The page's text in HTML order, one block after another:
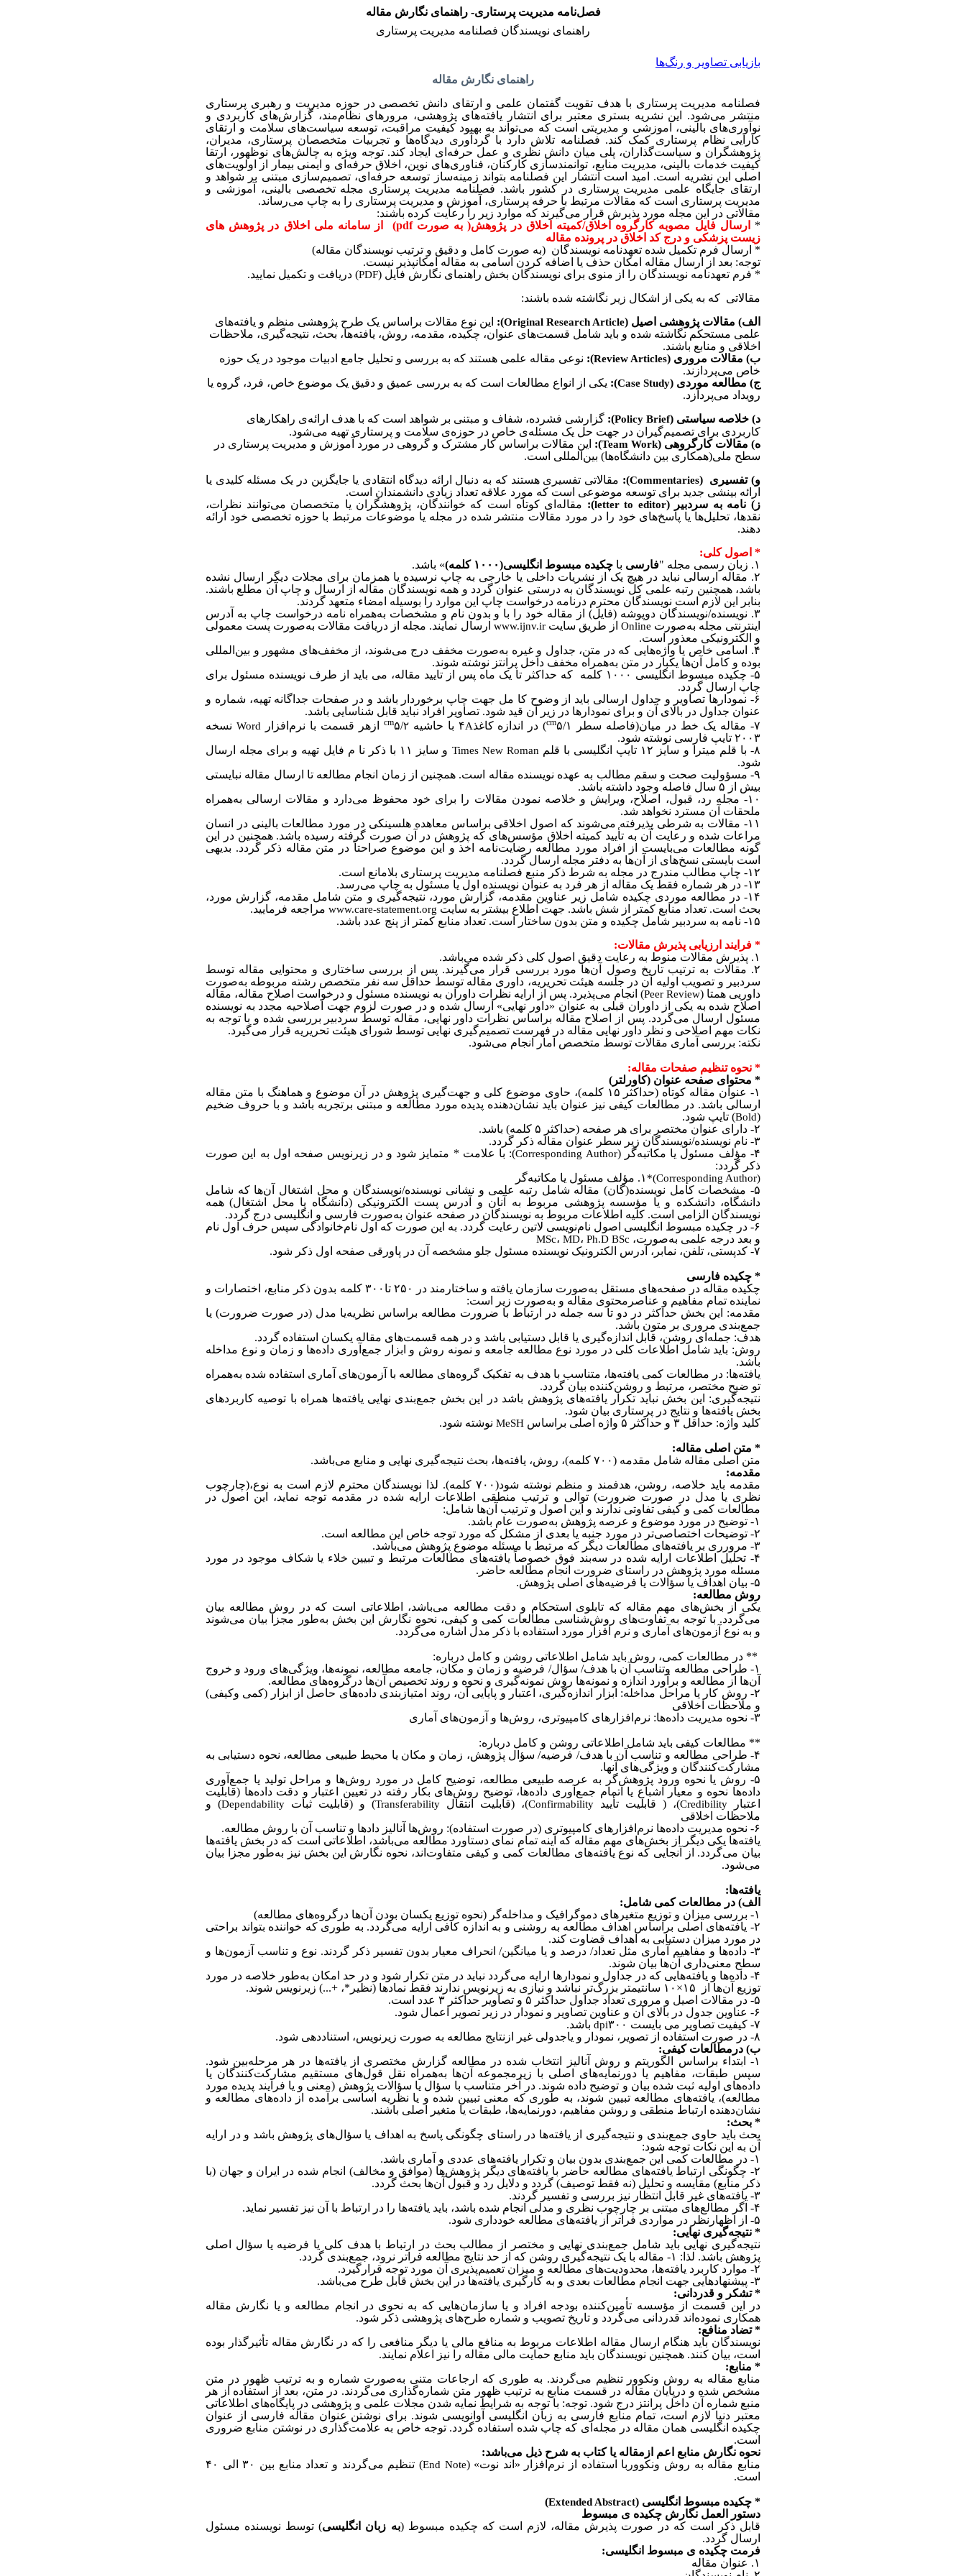
فصل‌نامه مدیریت پرستاری- راهنمای نگارش مقاله
راهنمای نویسندگان فصلنامه مدیریت پرستاری
بازیابی تصاویر و رنگ‌ها
راهنمای نگارش مقاله
فصلنامه مدیریت پرستاری با هدف تقویت گفتمان علمی و ارتقای دانش تخصصی در حوزه مدیریت و رهبری پرستاری
منتشر می‌شود. این نشریه بستری معتبر برای انتشار یافته‌های پژوهشی، مرورهای نظام‌مند، گزارش‌های کاربردی و
نوآوری‌های بالینی، آموزشی و مدیریتی است که می‌تواند به بهبود کیفیت مراقبت، توسعه سیاست‌های سلامت و ارتقای
کارایی نظام پرستاری کمک کند. فصلنامه تلاش دارد با گردآوری دیدگاه‌ها و تجربیات متخصصان پرستاری، مدیران،
پژوهشگران و سیاست‌گذاران، پلی میان دانش نظری و عمل حرفه‌ای ایجاد کند. توجه ویژه به چالش‌های نوظهور، ارتقا
کیفیت خدمات بالینی، مدیریت منابع، توانمندسازی کارکنان، فناوری‌های نوین، اخلاق حرفه‌ای و ایمنی بیمار از اولویت‌های
اصلی این نشریه است. امید است انتشار این فصلنامه بتواند زمینه‌ساز توسعه حرفه‌ای، تصمیم‌سازی مبتنی بر شواهد و
ارتقای جایگاه علمی مدیریت پرستاری در کشور باشد. فصلنامه مدیریت پرستاری مجله تخصصی بالینی، آموزشی و
مدیریت پرستاری است که مقالات مرتبط با حرفه پرستاری، آموزش و مدیریت پرستاری را به چاپ می‌رساند.
مقالاتی در این مجله مورد پذیرش قرار می‌گیرند که موارد زیر را رعایت کرده باشند:
*
ارسال فایل مصوبه کارگروه اخلاق/کمیته اخلاق در پژوهش( به صورت pdf) از سامانه ملی اخلاق در پژوهش های
زیست پزشکی و درج کد اخلاق در پرونده مقاله
* ارسال فرم تکمیل شده تعهدنامه نویسندگان (به صورت کامل و دقیق و ترتیب نویسندگان مقاله)
توجه: بعد از ارسال مقاله امکان حذف یا اضافه کردن اسامی به مقاله امکانپذیر نیست.
* فرم تعهدنامه نویسندگان را از منوی برای نویسندگان بخش راهنمای نگارش فایل (PDF) دریافت و تکمیل نمایید.
مقالاتی که به یکی از اشکال زیر نگاشته شده‌ باشند:
الف) مقالات پژوهشی اصیل (Original Research Article
): این نوع مقالات براساس یک طرح پژوهشی منظم و یافته‌‌های
علمی مستحکم نگاشته شده‌ و باید شامل قسمت‌‌های عنوان، چکیده، مقدمه، روش، یافته‌‌ها، بحث، نتیجه‌‌گیری، ملاحظات
اخلاقی و منابع باشند.
ب) مقالات مروری (
Review Articles
): نوعی مقاله علمی هستند که به بررسی و تحلیل جامع ادبیات موجود در یک حوزه
خاص می‌پردازند.
ج) مطالعه موردی (
Case Study
): یکی از انواع مطالعات است که به بررسی عمیق و دقیق یک موضوع خاص، فرد، گروه یا
رویداد می‌پردازد.
د) خلاصه سیاستی (
Policy Brief
): گزارشی فشرده، شفاف و مبتنی بر شواهد است که با هدف ارائه‌ی راهکارهای
کاربردی برای تصمیم‌گیران در جهت حل یک مسئله‌ی خاص در حوزه‌ی سلامت و پرستاری تهیه می‌شود.
ه) مقالات کارگروهی (
Team Work
): این مقالات براساس کار مشترک و گروهی در مورد آموزش و مدیریت پرستاری در
سطح ملی(همکاری بین دانشگاه‌ها) بین‌المللی است.
و) تفسیری (
Commentaries
): مقالاتی تفسیری هستند که به دنبال ارائه دیدگاه انتقادی یا جایگزین در یک مسئله کلیدی یا
ارائه بینشی جدید برای توسعه موضوعی است که مورد علاقه تعداد زیادی دانشمندان است.
ز) نامه به سردبیر
(
letter to editor
): مقاله‌ای کوتاه است که خوانندگان، پژوهشگران یا متخصصان می‌توانند نظرات،
نقدها، تحلیل‌ها یا پاسخ‌های خود را در مورد مقالات منتشر شده در مجله یا موضوعات مرتبط با حوزه تخصصی خود ارائه
دهند.
* اصول کلی:
۱.
زبان رسمی مجله "فارسی با چکیده مبسوط انگلیسی(۱۰۰۰ کلمه)
» باشد.
۲. مقاله ارسالی نبایددر هیچ یک از نشریات داخلی یا خارجی به چاپ نرسیده یا همزمان برای مجلات دیگر ارسال نشده
باشد، همچنین رتبه علمی کل نویسندگان به درستی عنوان گردد و همه نویسندگان مقاله از ارسال و چاپ آن مطلع باشند.
بنابر این لازم است نویسندگان محترم درنامه درخواست چاپ این موارد را بوسیله امضاء متعهد گردند.
۳. نویسنده/نویسندگان دوپوشه (فایل) از مقاله خود را با و بدون نام و مشخصات به‌همراه نامه درخواست چاپ به آدرس
اینترنتی مجله به‌صورت Online از طریق سایتwww.ijnv.ir ارسال نمایند. مجله از دریافت مقالات به‌صورت پست معمولی
و الکترونیکی معذور است.
۴.
اسامی خاص یا واژه‌هایی که در متن، جداول و غیره به‌صورت مخفف درج می‌شوند، از مخفف‌‌های مشهور و بین‌المللی
بوده و کامل آن‌ها یکبار در متن به‌همراه مخفف داخل پرانتز نوشته شوند.
۵-
چکیده مبسوط انگلیسی ۱۰۰۰ کلمه
که حداکثر تا یک ماه پس از تایید مقاله، می باید از طرف نویسنده مسئول برای
چاپ ارسال گردد.
۶-
نمودارها تصاویر و جداول ارسالی باید از وضوح کا مل جهت چاپ برخوردار باشد و در صفحات جداگانه تهیه، شماره و
عنوان جداول در بالای آن و برای نمودارها در زیر آن قید شود. تصاویر افراد نباید قابل شناسایی باشد.
۷-
مقاله یک خط در میان(فاصله سطر cm۵/۱) در اندازه‌ کاغذ ۴A با حاشیه cm۵/۲ ازهر قسمت با نرم‌افزار Word نسخه
۲۰۰۳ تایپ فارسی نوشته شود.
۸-
با قلم میترا و سایز ۱۲ تایپ انگلیسی با قلم Times New Roman و سایز ۱۱ با ذکر نا م فایل تهیه و برای مجله ارسال
شود.
۹- مسؤولیت‌ صحت و سقم مطالب به عهده نویسنده مقاله است. همچنین از زمان انجام مطالعه تا ارسال مقاله نبایستی
بیش از ۵ سال فاصله وجود داشته باشد.
۱۰-
مجله رد، قبول، اصلاح، ویرایش و خلاصه نمودن مقالات را برای خود محفوظ می‌دارد و مقالات ارسالی به‌همراه
ملحقات آن مسترد نخواهد شد.
۱۱-
مقالات به شرطی پذیرفته می‌شوند که اصول اخلاقی براساس معاهده هلسینکی در مورد مطالعات بالینی در انسان
مراعات شده‌ و رعایت آن به تأیید کمیته اخلاق مؤسس‌های که پژوهش در آن صورت گرفته رسیده باشد. همچنین در این
گونه مطالعات می‌بایست از افراد مورد مطالعه رضایت‌نامه اخذ و این موضوع صراحتاً در متن مقاله ذکر گردد. بدیهی
است بایستی نسخ‌های از آن‌ها به دفتر مجله ارسال گردد.
۱۲-
چاپ مطالب مندرج در مجله به شرط ذکر منبع فصلنامه مدیریت پرستاری بلامانع است.
۱۳-
در هر شماره فقط یک مقاله از هر فرد به عنوان نویسنده اول یا مسئول به چاپ می‌رسد.
۱۴-
در مطالعه موردی چکیده شامل زیر عناوین مقدمه، گزارش مورد، نتیجه‌گیری و متن شامل مقدمه، گزارش مورد،
بحث است. تعداد منابع کمتر از شش باشد. جهت اطلاع بیشتر به سایت www.care-statement.org مراجعه فرمایید.
۱۵-
نامه به سردبیر شامل چکیده و متن بدون ساختار است. تعداد منابع کمتر از پنج عدد باشد.
* فرایند ارزیابی پذیرش مقالات:
۱.
پذیرش مقالات منوط به رعایت دقیق اصول کلی ذکر شده‌ می‌باشد.
۲.
مقالات به ترتیب تاریخ وصول آن‌ها مورد بررسی قرار می‌گیرند. پس از بررسی ساختاری و محتوایی مقاله توسط
سردبیر و تصویب اولیه آن در جلسه هیئت تحریریه، داوری مقاله توسط حداقل سه نفر متخصص رشته مربوطه به‌صورت
داوریی همتا (Peer Review) انجام می‌پذیرد. پس از ارایه نظرات داوران به نویسنده مسئول و درخواست اصلاح مقاله، مقاله
اصلاح شده‌ به یکی از داوران قبلی به عنوان «داور نهایی» ارسال شده‌ و در صورت لزوم جهت اصلاحیه مجدد به نویسنده
مسئول ارسال می‌گردد. پس از اصلاح مقاله براساس نظرات داور نهایی، مقاله توسط سردبیر بررسی شده‌ و با توجه به
نکات مهم اصلاحی و نظر داور نهایی مقاله در فهرست تصمیم‌گیری نهایی توسط شورای هیئت تحریریه قرار می‌گیرد.
نکته: بررسی آماری مقالات توسط متخصص آمار انجام می‌شود.
* نحوه تنظیم صفحات مقاله:
* محتوای صفحه عنوان (کاورلتر)
۱-
عنوان مقاله کوتاه (حداکثر ۱۵ کلمه)، حاوی موضوع کلی و جهت‌گیری پژوهش در آن موضوع و هماهنگ با متن مقاله
ارسالی باشد. در مطالعات کیفی نیز عنوان باید نشان‌دهنده پدیده مورد مطالعه و مبتنی برتجربه باشد و با حروف ضخیم
(
Bold) تایپ شود.
۲- دارای عنوان مختصر برای هر صفحه (حداکثر ۵ کلمه) باشد.
۳- نام نویسنده/نویسندگان زیر سطر عنوان مقاله ذکر گردد.
۴-
مؤلف مسئول یا مکاتبه‌گر (Corresponding Author): با علامت * متمایز شود و در زیرنویس صفحه اول به این صورت
ذکر گردد:
(Corresponding Author)* ۱.
مؤلف مسئول یا مکاتبه‌گر
۵-
مشخصات کامل نویسنده‌(گان) مقاله شامل رتبه علمی و نشانی نویسنده/نویسندگان و محل اشتغال آن‌ها که شامل
دانشگاه، دانشکده و یا مؤسسه پژوهشی مربوط به آنان و آدرس پست الکترونیکی (دانشگاه یا محل اشتغال) همه
نویسندگان الزامی است. کلیه اطلاعات مربوط به نویسندگان در صفحه عنوان به‌صورت فارسی و انگلیسی درج گردد.
۶-
در چکیده مبسوط انگلیسی اصول نام‌نویسی لاتین رعایت گردد. به این صورت که اول نام‌خانوادگی سپس حرف اول نام
و بعد درجه علمی به‌صورت،
MSc، MD، Ph.D BSc
۷- کدپستی، تلفن، نمابر، آدرس الکترونیک نویسنده مسئول جلو مشخصه آن در پاورقی صفحه اول ذکر شود.
* چکیده فارسی
چکیده مقاله در صفحه‌‌های مستقل به‌صورت سازمان یافته‌ و ساختارمند در
۲۵۰ تا ۳۰۰ کلمه بدون ذکر منابع، اختصارات و
نماینده تمام مفاهیم و عناصرمحتوی مقاله و به‌صورت زیر است:
مقدمه: این بخش حداکثر در دو تا سه جمله در ارتباط با ضرورت مطالعه براساس نظریه‌یا مدل (در صورت ضرورت) یا
جمع‌بندی مروری بر متون باشد.
هدف: جمله‌ای روشن، قابل اندازه‌‌گیری یا قابل دستیابی باشد و در همه قسمت‌‌های مقاله یکسان استفاده گردد.
روش: باید شامل اطلاعات کلی در مورد نوع مطالعه جامعه و نمونه‌ روش و ابزار جمع‌آوری داده‌ها و زمان و نوع مداخله
باشد.
یافته‌ها: در مطالعات کمی یافته‌‌ها، متناسب با هدف به تفکیک گروه‌‌های مطالعه با آزمون‌های آماری استفاده شده‌ به‌همراه
تو ضیح مختصر، مرتبط و روشن‌‌کننده‌‌ بیان گردد.
نتیجه‌‌گیری: این بخش نباید تکرار یافته‌‌های پژوهش باشد در این بخش جمع‌بندی نهایی یافته‌‌ها همراه با توصیه‌ کاربرد‌های
بخش یافته‌‌ها و نتایج در پرستاری بیان شود.
کلید واژه: حداقل ۳ و حداکثر ۵ واژه اصلی براساس MeSH نوشته شود.
* متن اصلی مقاله:
متن اصلی مقاله شامل مقدمه (۷۰۰ کلمه)، روش، یافته‌‌ها، بحث نتیجه‌‌گیری نهایی و منابع می‌باشد.
مقدمه:
مقدمه باید خلاصه، روشن، هدفمند و منظم نوشته شود(۷۰۰ کلمه). لذا نویسندگان محترم لازم است به نوع،(چارچوب
نظری یا مدل در صورت ضرورت) توالی و ترتیب منطقی اطلاعات ارایه شده‌ در مقدمه توجه نماید، این اصول در
مطالعات کمی و کیفی تفاوتی ندارند و این اصول و ترتیب آن‌ها شامل:
۱-
توضیح در مورد موضوع و عرصه پژوهش به‌صورت عام باشد.
۲- توضیحات اختصاصی‌تر در مورد جنبه یا بعدی از مشکل که مورد توجه خاص این مطالعه است.
۳- مرورری بر یافته‌‌های مطالعات دیگر که مرتبط با مسئله موضوع پژوهش می‌باشد.
۴-
تحلیل اطلاعات ارایه شده‌ در سه‌بند فوق خصوصاً یافته‌‌های مطالعات مرتبط و تبیین خلاء یا شکاف موجود در مورد
مسئله مورد پژوهش در راستای ضرورت انجام مطالعه حاضر.
۵- بیان اهداف یا سؤالات یا فرضیه‌‌های اصلی پژوهش.
روش مطالعه:
یکی از بخش‌های مهم مقاله که تابلوی استحکام و دقت مطالعه می‌باشد، اطلاعاتی است که در روش مطالعه بیان
می‌گردد. با توجه به تفاوت‌های روش‌شناسی مطالعات کمی و کیفی، نحوه نگارش این بخش به‌طور مجزا بیان می‌شوند
و به نوع آزمون‌های آماری و نرم افزار مورد استفاده با ذکر مدل اشاره می‌گردد.
** در مطالعات کمی، روش باید شامل اطلاعاتی روشن و کامل درباره:
۱-
طراحی مطالعه وتناسب آن با هدف/ سؤال/ فرضیه و زمان و مکان، جامعه مطالعه، نمونه‌‌ها، ویژگی‌‌های ورود و خروج
آن‌ها از مطالعه و برآورد اندازه‌ و نمونه‌‌ها روش نمونه‌‌گیری و نحوه و روند تخصیص آن‌ها درگروه‌‌های مطالعه.
۲- روش کار یا مراحل مداخله: ابزار اندازه‌‌گیری، اعتبار و پایایی آن، روند امتیازبندی داده‌های حاصل از ابزار (کمی وکیفی)
و ملاحظات اخلاقی
۳- نحوه مدیریت داده‌ها: نرم‌افزار‌های کامپیوتری، روش‌ها و آزمون‌های آماری
** مطالعات کیفی باید شامل اطلاعاتی روشن و کامل درباره:
۴- طراحی مطالعه و تناسب آن با هدف/ فرضیه/ سؤال پژوهش، زمان و مکان یا محیط طبیعی مطالعه، نحوه دستیابی به
مشارکت‌کنندگان و ویژگی‌‌های آنها.
۵-
روش یا نحوه ورود پژوهش‌گر به عرصه طبیعی مطالعه، توضیح کامل در مورد روش‌ها و مراحل تولید یا جمع‌آوری
داده‌ها نحوه و معیار اشباع یا اتمام جمع‌آوری داده‌ها، توضیح روش‌های بکار رفته در تعیین اعتبار و دقت داده‌ها (قابلیت
اعتبار Credibility)، ( قابلیت تأیید Confirmability)، (قابلیت انتقال Transferability) و (قابلیت ثبات Dependability) و
ملاحظات اخلاقی
۶-
نحوه مدیریت داده‌ها نرم‌افزار‌های کامپیوتری (در صورت استفاده): روش‌ها آنالیز دادها و تناسب آن با روش مطالعه.
یافته‌ها یکی دیگر از بخش‌های مهم مقاله که آینه تمام نمای دستاورد مطالعه می‌باشد، اطلاعاتی است که در بخش یافته‌‌ها
بیان می‌گردد. از آنجایی که نوع یافته‌‌های مطالعات کمی و کیفی متفاوت‌اند، نحوه نگارش این بخش نیز به‌طور مجزا بیان
می‌شود.
یافته‌ها:
الف) در مطالعات کمی شامل:
۱-
بررسی میزان و توزیع متغیر‌های دموگرافیک و مداخله‌گر (نحوه توزیع یکسان بودن آن‌ها درگروه‌‌های مطالعه)
۲-
یافته‌‌های اصلی براساس اهداف مطالعه به روشنی و به اندازه‌ کافی ارایه می‌گردد. به طوری که خواننده بتواند براحتی
در مورد میزان دستیابی به اهداف قضاوت کند.
۳- داده‌ها و مفاهیم آماری مثل تعداد/ درصد و یا میانگین/ انحراف معیار بدون تفسیر ذکر گردند. نوع و تناسب آزمون‌ها و
سطح معنی‌داری آن‌ها بیان شوند.
۴- داده‌ها و یافته‌‌هایی که در جداول و نمودارها ارایه می‌گردد نباید در متن تکرار شود و در حد امکان به‌طور خلاصه در مورد
توزیع آن‌ها از
۱۵×۱۰
سانتیمتر بزرگ‌تر نباشد و نیازی به زیرنویس ندارند فقط نمادها (نظیر*، +...) زیرنویس شوند.
۵- در مقالات اصیل و مروری تعداد جداول حداکثر ۵ و تصاویر حداکثر ۳ عدد است.
۶-
عناوین جدول در بالای آن و عناوین تصاویر و نمودار در زیر تصویر اعمال شود.
۷- کیفیت تصاویر می بایست ۳۰۰
باشد.
۸- در صورت استفاده از تصویر، نمودار و یاجدولی غیر ازنتایج مطالعه به صورت زیرنویس، استناددهی شود.
ب) درمطالعات کیفی:
۱-
ابتداء براساس الگوریتم و روش آنالیز انتخاب شده‌ در مطالعه گزارش مختصری از یافته‌‌ها در هر مرحله‌بین شود.
سپس طبقات، مفاهیم یا دورنمایه‌‌های اصلی با زیرمجموعه آن‌ها به‌همراه نقل قول‌‌های مستقیم مشارکت‌کنندگان یا
داده‌های اولیه ثبت شده‌ بیان و توضیح داده شوند. در آخر متناسب با سؤال یا سؤالات پژوهش (معنی و یا فرآیند پدیده مورد
مطالعه)، یافته‌‌های مطالعه تبیین شوند، به طوری که معنی تبیین شده‌ و یا نظریه اساسی برآمده از داده‌های مطالعه و
نشان‌دهنده ارتباط منطقی و روشن مفاهیم، دورنمایه‌ها، طبقات یا متغیر اصلی باشند.
* بحث:
بحث باید حاوی جمع‌بندی و نتیجه‌‌گیری از یافته‌‌ها در راستای چگونگی پاسخ به اهداف یا سؤال‌‌های پژوهش باشد و در ارایه
آن به این نکات توجه شود:
۱-
در مطالعات کمی این جمع‌بندی بدون بیان و تکرار یافته‌‌های عددی و آماری باشد.
۲-
چگونگی ارتباط یافته‌‌های مطالعه حاضر با یافته‌‌های دیگر ‌پژوهش‌ها (موافق و مخالف) انجام شده‌ در ایران و جهان (با
ذکر منابع) مقایسه و تحلیل (نه فقط توصیف) گردد و دلایل رد و قبول آن‌ها بحث گردد.
۳- یافته‌‌های غیر قابل انتظار نیز بررسی و تفسیر گردند.
۴-
اگر مطالع‌های مبتنی بر چارچوب نظری و مدلی انجام شده‌ باشد، باید یافته‌‌ها را در ارتباط با آن نیز تفسیر نماید.
۵-
از اظهارنظر در مواردی فراتر از یافته‌‌های مطالعه خودداری شود.
* نتیجه‌‌گیری نهایی:
نتیجه‌‌گیری نهایی باید شامل جمع‌بندی نهایی و مختصر از مطالب بحث در ارتباط با هدف کلی یا فرضیه یا سؤال اصلی
پژوهش باشد. لذا: ۱-
مقاله با یک نتیجه‌‌گیری روشن که از حد نتایج مطالعه فراتر نرود، جمع‌بندی گردد.
۲- موارد کاربرد یافته‌‌ها، محدودیت‌های مطالعه و میزان تعمیم‌پذیری آن مورد توجه قرارگیرد.
۳- پیشنهادهایی جهت انجام مطالعات بعدی و به کارگیری یافته‌‌ها در این بخش قابل طرح می‌باشد.
* تشکر و قدردانی:
در این قسمت از مؤسسه تأمین‌‌کننده‌‌ بودجه افراد و یا سازمان‌هایی که به نحوی در انجام مطالعه و یا نگارش مقاله
همکاری نموده‌اند قدردانی می‌گردد و تاریخ تصویب و شماره طرح‌‌های پژوهشی ذکر شود.
* تضاد منافع:
نویسندگان باید هنگام ارسال مقاله اطلاعات مربوط به منافع مالی یا دیگر منافعی را که در نگارش مقاله تأثیرگذار بوده
است، بیان کنند. همچنین نویسندگان باید منابع حمایت مالی مقاله را نیز اعلام نمایند.
* منابع:
منابع مقاله به روش ونکوور تنظیم می‌گردند. به طوری که ارجاعات متنی به‌صورت شماره و به ترتیب ظهور در متن
مشخص شده‌ و درپایان مقاله در قسمت منابع به ترتیب ظهور متن شماره‌گذاری می‌گردند. در متن، بعد از استفاده از هر
منبع شماره آن داخل پرانتز درج شود. توجه: با توجه به شرایط نمایه شدن مجلات علمی و پژوهشی در پایگاه‌‌های اطلاعاتی
معتبر دنیا لازم است، تمام منابع فارسی به زبان انگلیسی آوانویسی شوند. برای نوشتن عنوان مقاله فارسی از عنوان
چکیده انگلیسی همان مقاله در مجله‌ای که چاپ شده‌ استفاده گردد. توجه خاص به علامت‌گذاری در نوشتن منابع ضروری
است.
نحوه نگارش منابع اعم ازمقاله یا کتاب به شرح ذیل می‌باشد:
منابع مقاله به روش ونکووربا استفاده از نرم‌افزار «‌اند نوت» (End Note) تنظیم می‌گردند و تعداد منابع بین ۳۰الی ۴۰
است.
* چکیده مبسوط انگلیسی (Extended Abstract
)
دستور العمل نگارش چکیده ی مبسوط
قابل ذکر است که در صورت پذیرش مقاله، لازم است که چکیده مبسوط (به زبان انگلیسی) توسط نویسنده مسئول
ارسال گردد.
فرمت چکیده ی مبسوط انگلیسی:
۱.
عنوان مقاله